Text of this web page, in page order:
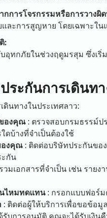
กการโจรกรรมหรือการวางผิ
ละการสูญหาย โดยเฉพาะใ
:
อุทกภัยในช่วงฤดูมรสุม ซึ่งเ
ระกันการเดินท
นทางในประเทศลาว:
องคุณ: ตรวจสอบกรมธรรม์ป
ดบ้างที่จำเป็นต้องใช้
องคุณ: ติดต่อบริษัทประกันขอ
ะกัน
มเอกสารที่จำเป็น เช่น รายง
ไหมทดแทน: กรอกแบบฟอร์ม
: ติดต่อผู้ให้บริการเพื่อขอข้อมู
บการอนุมัติ คุณจะได้รับเงิน